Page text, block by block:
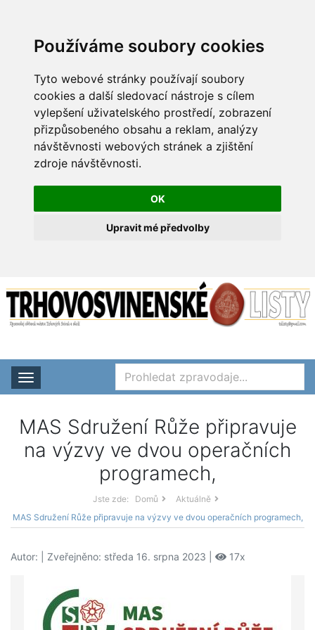
Používáme soubory cookies
Tyto webové stránky používají soubory
cookies a další sledovací nástroje s cílem
vylepšení uživatelského prostředí, zobrazení
přizpůsobeného obsahu a reklam, analýzy
návštěvnosti webových stránek a zjištění
zdroje návštěvnosti.
OK
Upravit mé předvolby
Rozbalit nabídku
MAS Sdružení Růže připravuje
na výzvy ve dvou operačních
programech,
Jste zde: Domů
Aktuálně
MAS Sdružení Růže připravuje na výzvy ve dvou operačních programech,
Autor: | Zveřejněno: středa 16. srpna 2023 | 17x